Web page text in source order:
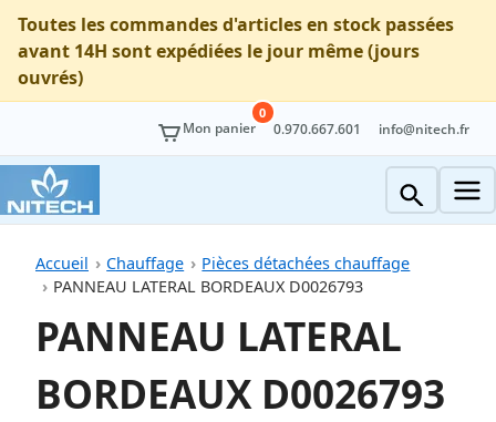
Toutes les commandes d'articles en stock passées
avant 14H sont expédiées le jour même (jours
ouvrés)
Mon panier
0
0.970.667.601 info@nitech.fr
Accueil Chauffage
Pièces détachées chauffage
PANNEAU LATERAL BORDEAUX D0026793
PANNEAU LATERAL
BORDEAUX D0026793